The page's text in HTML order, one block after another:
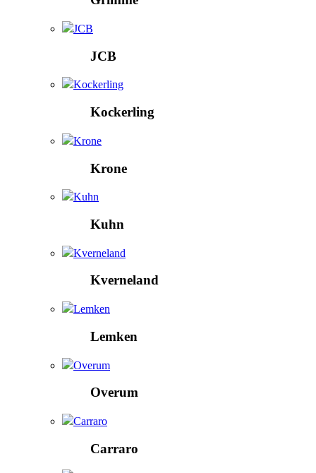
JCB
JCB
Kockerling
Kockerling
Krone
Krone
Kuhn
Kuhn
Kverneland
Kverneland
Lemken
Lemken
Overum
Overum
Carraro
Carraro